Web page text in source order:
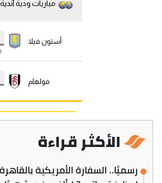
الأكثر قراءة
رسميًا.. السفارة الأمريكية